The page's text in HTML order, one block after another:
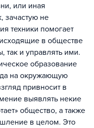
или иная
зачастую не
техники помогает
в обществе
так и управлять ими.
образование
на окружающую
привносит в
выявлять некие
общество, а также
в целом. Это